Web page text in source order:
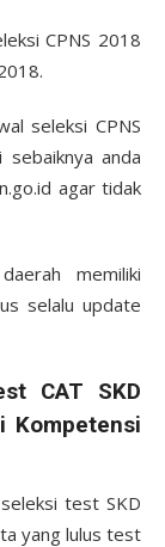
CPNS 2018
seleksi CPNS
anda
agar tidak
memiliki
selalu update
CAT SKD
Kompetensi
test SKD
yang lulus test